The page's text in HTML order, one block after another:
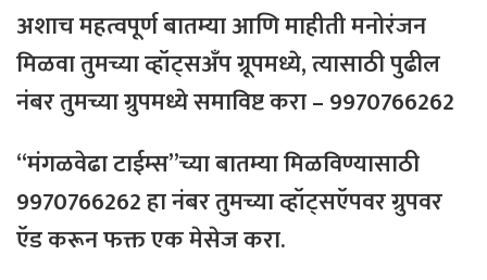
अशाच महत्वपूर्ण बातम्या आणि माहीती मनोरंजन
मिळवा तुमच्या व्हॉट्सअँप ग्रूपमध्ये, त्यासाठीपुढील
नंबरतुमच्याग्रुपमध्येसमाविष्टकरा – 9970766262
“मंगळवेढा टाईम्स”च्या बातम्या मिळविण्यासाठी
9970766262 हा नंबर तुमच्या व्हॉट्सऍपवर ग्रुपवर
ऍड करून फक्त एक मेसेज करा.